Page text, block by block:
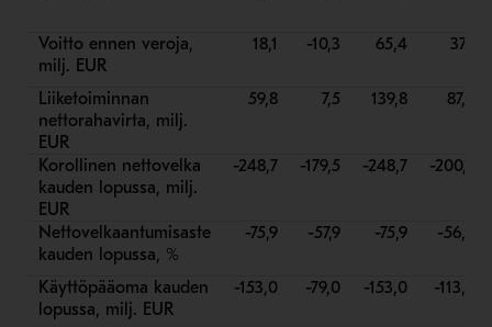
Voitto ennen veroja,
milj. EUR
18,1 -10,3 65,4 37,1
Liiketoiminnan
nettorahavirta, milj.
EUR
59,8 7,5 139,8 87,5
Korollinen nettovelka
kauden lopussa, milj.
EUR
-248,7 -179,5 -248,7 -200,9
Nettovelkaantumisaste
kauden lopussa, %
-75,9 -57,9 -75,9 -56,2
Käyttöpääoma kauden
lopussa, milj. EUR
-153,0 -79,0 -153,0 -113,5